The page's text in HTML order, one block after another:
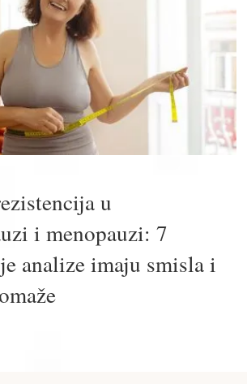
u
i menopauzi: 7
analize imaju smisla i